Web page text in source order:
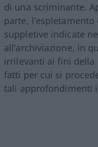
di una scriminante.
parte,
suppletive indicate
all’archiviazione, in
irrilevanti ai fini della
fatti per cui si
tali approfondimenti